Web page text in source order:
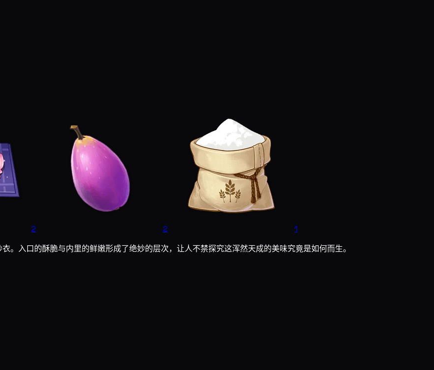
2 2
1
。入口的酥脆与内里的鲜嫩形成了绝妙的层次，让人不禁探究这浑然天成的美味究竟是如何而生。